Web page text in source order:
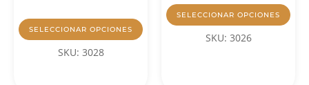
SELECCIONAR OPCIONES
SKU: 3028
SELECCIONAR OPCIONES
SKU: 3026